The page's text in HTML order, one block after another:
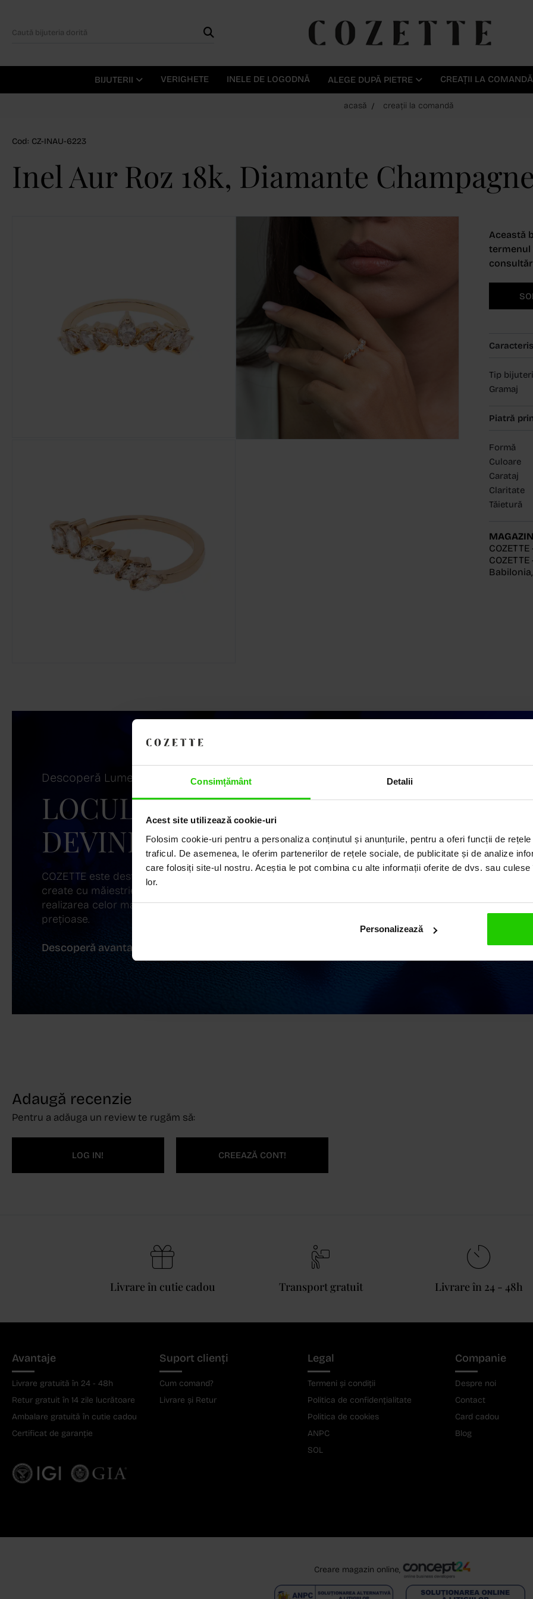
Consimțământ Detalii
Acest site utilizează cookie-uri
Folosim cookie-uri pentru a personaliza conținutul și anunțurile, pentru a oferi funcții de
traficul. De asemenea, le oferim partenerilor de rețele sociale, de publicitate și de analize
care folosiți site-ul nostru. Aceștia le pot combina cu alte informații oferite de dvs. sau
lor.
Personalizează
BIJUTERII VERIGHETE INELE DE LOGODNĂ ALEGE DUPĂ PIETRE CREAȚII LA COMANDĂ
acasă creații la comandă
Cod: CZ-INAU-6223
Inel Aur Roz 18k, Diamante
Această
termenul
Tip
Gramaj
Piatră
Formă
Culoare
Carataj
Claritate
Tăietură
Descoperă Lumea COZETTE,
LOCUL UNDE STILUL
DEVINE ARTĂ!
COZETTE este destinația ta de top pentru bijuterii elegante și rafinate,
create cu măiestrie și pasiune. Ne mândrim cu o vastă experiență în
realizarea celor mai sofisticate bijuterii din aur, argint și pietre
prețioase.
Descoperă avantajele de a cumpăra!
Adaugă recenzie
Pentru a adăuga un review te rugăm să:
LOG IN! CREEAZĂ CONT!
Livrare în cutie cadou Transport gratuit Livrare în 24 - 48h
Avantaje
Livrare gratuită în 24 - 48h
Retur gratuit în 14 zile lucrătoare
Ambalare gratuită în cutie cadou
Certificat de garanție
Suport clienți
Cum comand?
Livrare și Retur
Legal
Termeni și condiții
Politica de confidențialitate
Politica de cookies
ANPC
SOL
Companie
Despre noi
Contact
Card cadou
Blog
Creare magazin online,